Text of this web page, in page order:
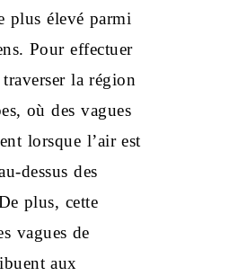
plus élevé parmi
Pour effectuer
la région
où des vagues
lorsque l’air est
dessus des
plus, cette
vagues de
aux